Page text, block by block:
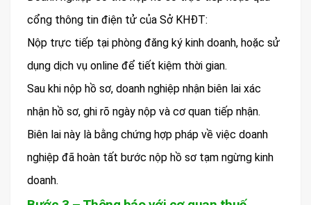
cổng thông tin điện tử của Sở KHĐT:
Nộp trực tiếp tại phòng đăng ký kinh doanh, hoặc sử
dụng dịch vụ online để tiết kiệm thời gian.
Sau khi nộp hồ sơ, doanh nghiệp nhận biên lai xác
nhận hồ sơ, ghi rõ ngày nộp và cơ quan tiếp nhận.
Biên lai này là bằng chứng hợp pháp về việc doanh
nghiệp đã hoàn tất bước nộp hồ sơ tạm ngừng kinh
doanh.